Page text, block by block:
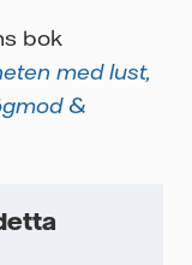
bok
med lust,
&